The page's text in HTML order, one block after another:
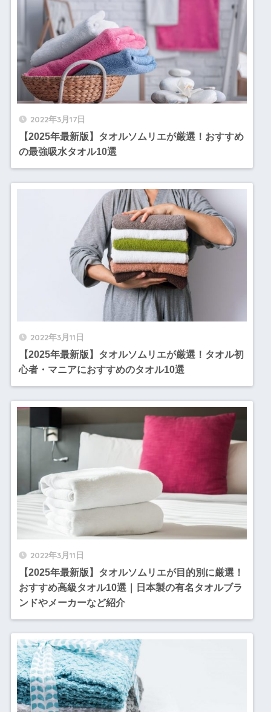
2022年3月17日
【2025年最新版】タオルソムリエが厳選！おすすめ
の最強吸水タオル10選
2022年3月11日
【2025年最新版】タオルソムリエが厳選！タオル初
心者・マニアにおすすめのタオル10選
2022年3月11日
【2025年最新版】タオルソムリエが目的別に厳選！
おすすめ高級タオル10選｜日本製の有名タオルブラ
ンドやメーカーなど紹介